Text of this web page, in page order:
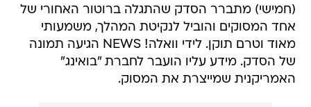
(חמישי) מתברר הסדק שהתגלה ברוטור האחורי של
אחד המסוקים והוביל לנקיטת המהלך, משמעותי
מאוד וטרם תוקן. לידי וואלה! NEWS הגיעה תמונה
של הסדק. מידע עליו הועבר לחברת "בואינג"
האמריקנית שמייצרת את המסוק.